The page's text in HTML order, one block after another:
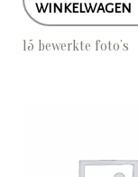
WINKELWAGEN
15 bewerkte foto’s